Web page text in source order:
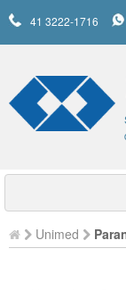
41 3222-1716
Unimed